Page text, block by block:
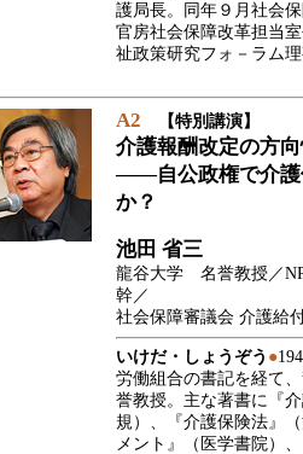
護局長。同年９月社会
官房社会保障改革担当
祉政策研究フォ－ラム
A2 【特別講演】
介護報酬改定の方
――自公政権で介護
か？
池田 省三
龍谷大学 名誉教授／
幹／
社会保障審議会 介護給
いけだ・しょうぞう ●
労働組合の書記を経て
誉教授。主な著書に『
規）、『介護保険法』
メント』（医学書院）